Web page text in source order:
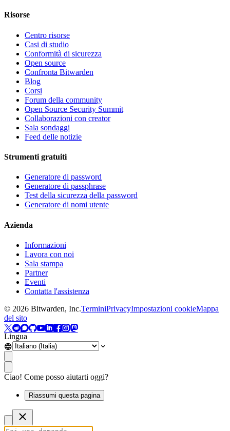
Risorse
Centro risorse
Casi di studio
Conformità di sicurezza
Open source
Confronta Bitwarden
Blog
Corsi
Forum della community
Open Source Security Summit
Collaborazioni con creator
Sala sondaggi
Feed delle notizie
Strumenti gratuiti
Generatore di password
Generatore di passphrase
Test della sicurezza della password
Generatore di nomi utente
Azienda
Informazioni
Lavora con noi
Sala stampa
Partner
Eventi
Contatta l'assistenza
© 2026 Bitwarden, Inc.TerminiPrivacyImpostazioni cookieMappa
del sito
Lingua
Ciao! Come posso aiutarti oggi?
Riassumi questa pagina